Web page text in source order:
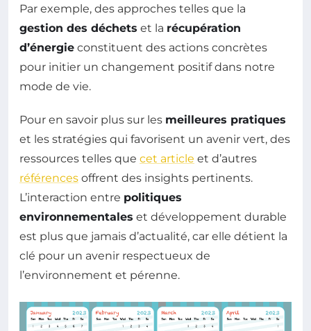
Par exemple, des approches telles que la
gestion des déchets et la récupération
d’énergie constituent des actions concrètes
pour initier un changement positif dans notre
mode de vie.
Pour en savoir plus sur les meilleures pratiques
et les stratégies qui favorisent un avenir vert, des
ressources telles que cet article et d’autres
références offrent des insights pertinents.
L’interaction entre politiques
environnementales et développement durable
est plus que jamais d’actualité, car elle détient la
clé pour un avenir respectueux de
l’environnement et pérenne.